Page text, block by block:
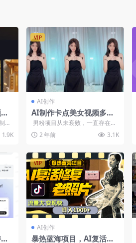
作
1.9K
VIP
AI创作
AI制作卡点美女视频多渠
道变现
男粉项目从未衰败，一直存在，
底层逻辑就是利用“男人好色”的
本性通过短...
2 年前 3.1K
VIP
AI创作
暴热蓝海项目，AI复活修